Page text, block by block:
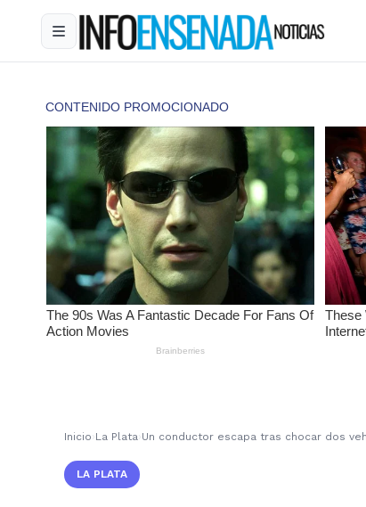
Inicio ›La Plata›Un conductor escapa tras chocar dos
LA PLATA